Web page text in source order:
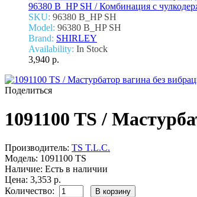
96380 B_HP SH / Комбинация с
SKU: 96380 B_HP SH
Model: 96380 B_HP SH
Brand: SHIRLEY
Availability: In Stock
3,940 р.
Поделиться
1091100 TS /
Производитель: TS T.L.C.
Модель: 1091100 TS
Наличие: Есть в наличии
Цена: 3,353 р.
Количество: